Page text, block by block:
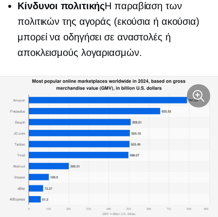
Κίνδυνοι πολιτικήςΗ παραβίαση των
πολιτικών της αγοράς (εκούσια ή ακούσια)
μπορεί να οδηγήσει σε αναστολές ή
αποκλεισμούς λογαριασμών.